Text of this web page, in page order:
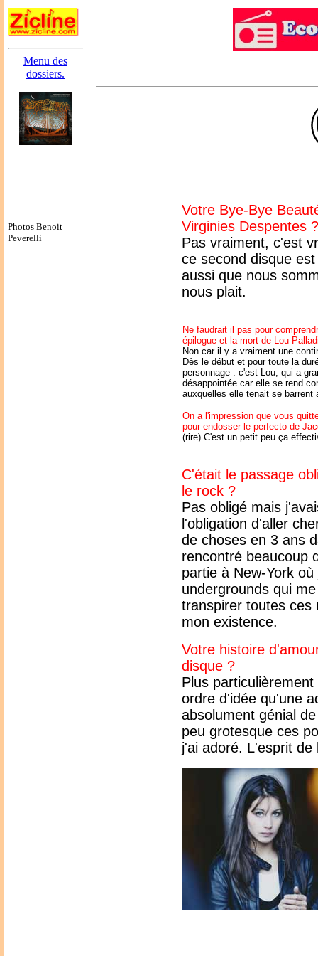
Menu des
dossiers.
Photos Benoit
Peverelli
Votre Bye-Bye
Virginies Despentes ?
Pas vraiment, c'est
ce second disque
aussi que nous
nous plait.
Ne faudrait il pas pour
épilogue et la mort de Lou
Non car il y a vraiment une
Dès le début et pour toute la
personnage : c'est Lou, qui a
désappointée car elle se rend
auxquelles elle tenait se barrent
On a l'impression que vous
pour endosser le perfecto de
(rire) C'est un petit peu ça
C'était le passage
le rock ?
Pas obligé mais
l'obligation d'aller
de choses en 3 ans
rencontré beaucoup
partie à New-York
undergrounds qui
transpirer toutes ces
mon existence.
Votre histoire
disque ?
Plus
ordre d'idée qu'une
absolument génial
peu grotesque ces
j'ai adoré. L'esprit